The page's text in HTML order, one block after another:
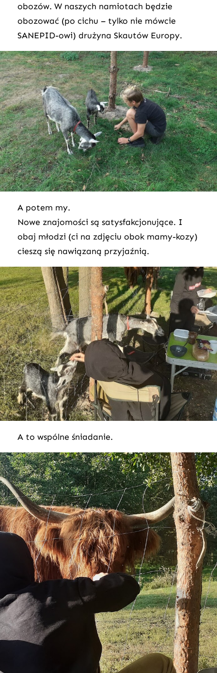
obozów. W naszych namiotach będzie
obozować (po cichu – tylko nie mówcie
SANEPID-owi) drużyna Skautów Europy.
A potem my.
Nowe znajomości są satysfakcjonujące. I
obaj młodzi (ci na zdjęciu obok mamy-kozy)
cieszą się nawiązaną przyjaźnią.
A to wspólne śniadanie.